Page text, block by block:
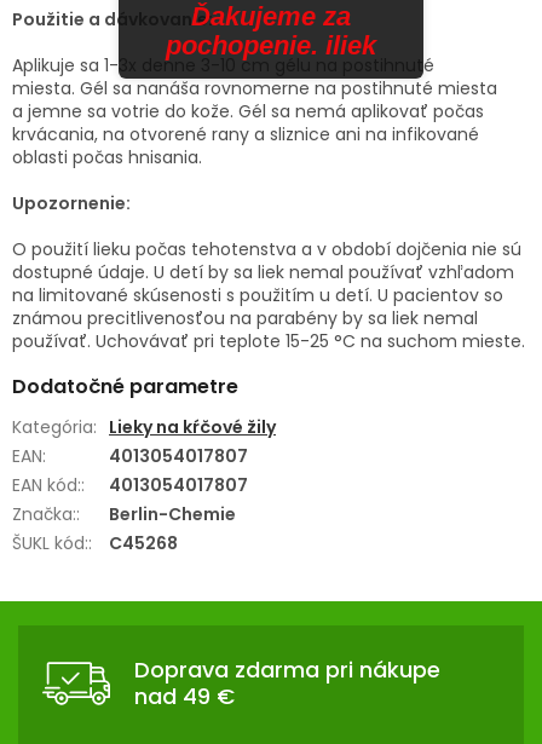
Použitie a dávkovanie:
Aplikuje sa 1-3x denne 3-10 cm gélu na postihnuté
miesta. Gél sa nanáša rovnomerne na postihnuté miesta
a jemne sa votrie do kože. Gél sa nemá aplikovať počas
krvácania, na otvorené rany a sliznice ani na infikované
oblasti počas hnisania.
Upozornenie:
O použití lieku počas tehotenstva a v období dojčenia nie sú
dostupné údaje. U detí by sa liek nemal používať vzhľadom
na limitované skúsenosti s použitím u detí. U pacientov so
známou precitlivenosťou na parabény by sa liek nemal
používať. Uchovávať pri teplote 15-25 °C na suchom mieste.
Dodatočné parametre
Kategória: Lieky na kŕčové žily
EAN:
4013054017807
EAN kód::
4013054017807
Značka::
Berlin-Chemie
ŠUKL kód:: C45268
Z
Doprava zdarma pri nákupe
nad 49 €
Ďakujeme za
pochopenie. iliek